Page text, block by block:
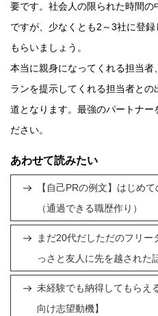
要です。社会人の限られた時間
ですが、少なくとも2～3社に登
もらいましょう。
本当に親身になってくれる担当
ランを提示してくれる担当者と
道となります。最強のパートナー
ださい。
あわせて読みたい
【自己PRの例文】はじめ
（通過できる職歴作り）
まだ20代だしただのフリ
っさと友人に先を越された
未経験でも納得してもらえ
向け志望動機】